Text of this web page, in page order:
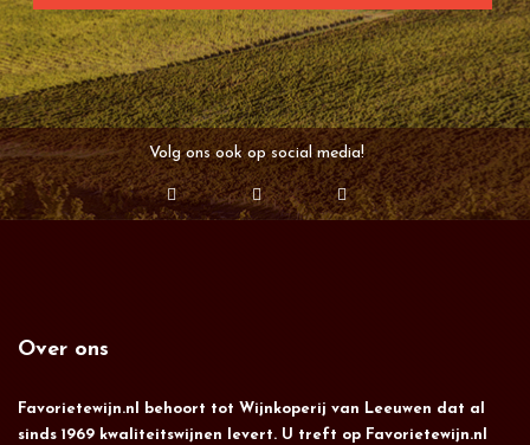
Volg ons ook op social media!
Over ons
Favorietewijn.nl behoort tot Wijnkoperij van Leeuwen dat al
sinds 1969 kwaliteitswijnen levert. U treft op Favorietewijn.nl